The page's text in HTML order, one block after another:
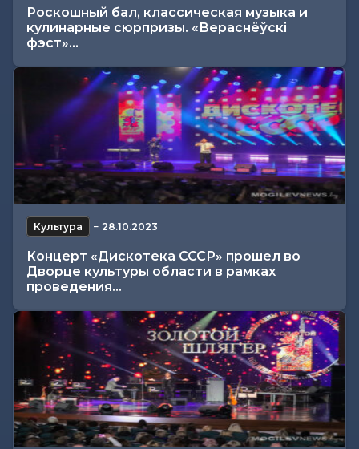
Роскошный бал, классическая музыка и
кулинарные сюрпризы. «Вераснёўскі
фэст»...
Культура − 28.10.2023
Концерт «Дискотека СССР» прошел во
Дворце культуры области в рамках
проведения...